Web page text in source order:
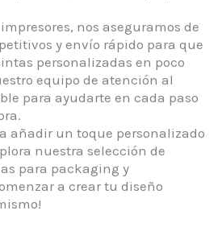
nos aseguramos de
y envío rápido para que
personalizadas en poco
equipo de atención al
para ayudarte en cada paso
añadir un toque personalizado
nuestra selección de
para packaging y
a crear tu diseño